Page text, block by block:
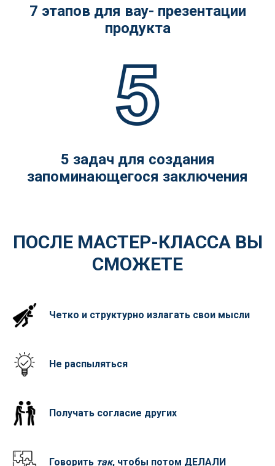
7 этапов для вау- презентации
продукта
5 задач для создания
запоминающегося заключения
ПОСЛЕ МАСТЕР-КЛАССА ВЫ
СМОЖЕТЕ
Четко и структурно излагать свои мысли
Не распыляться
Получать согласие других
Говорить так, чтобы потом ДЕЛАЛИ